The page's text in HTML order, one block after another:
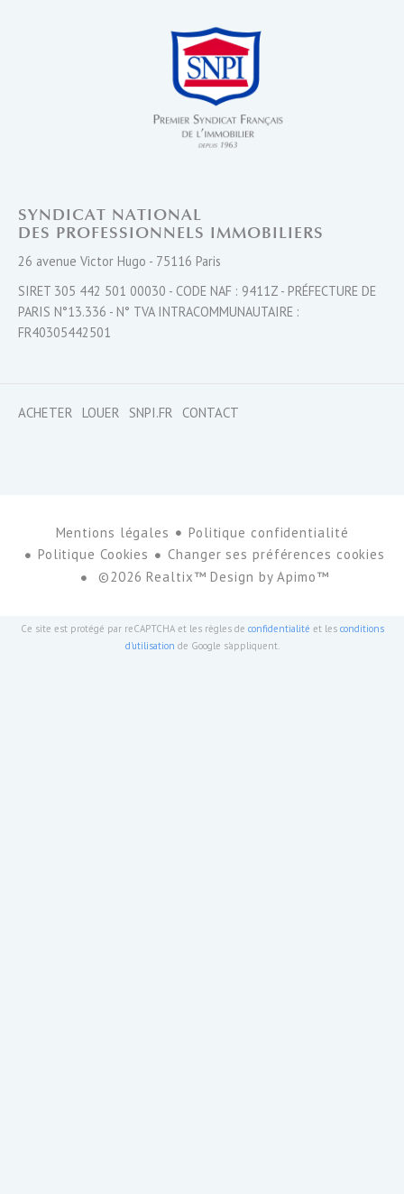
SYNDICAT NATIONAL
DES PROFESSIONNELS IMMOBILIERS
26 avenue Victor Hugo - 75116 Paris
SIRET 305 442 501 00030 - CODE NAF : 9411Z - PRÉFECTURE DE
PARIS N°13.336 - N° TVA INTRACOMMUNAUTAIRE :
FR40305442501
ACHETER LOUER SNPI.FR CONTACT
Mentions légales
Politique confidentialité
Politique Cookies
Changer ses préférences cookies
©2026 Realtix™ Design byApimo™
Ce site est protégé par reCAPTCHA et les règles de confidentialité et les conditions
d'utilisation de Google s'appliquent.